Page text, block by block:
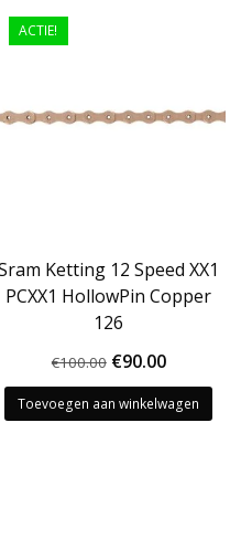
ACTIE!
Ketting 12 Speed XX1
PCXX1 HollowPin Copper
126
€100.00 Oorspronkelijke
prijs
was:
€90.00Huidige
prijs
is:
Toevoegen aan winkelwagen